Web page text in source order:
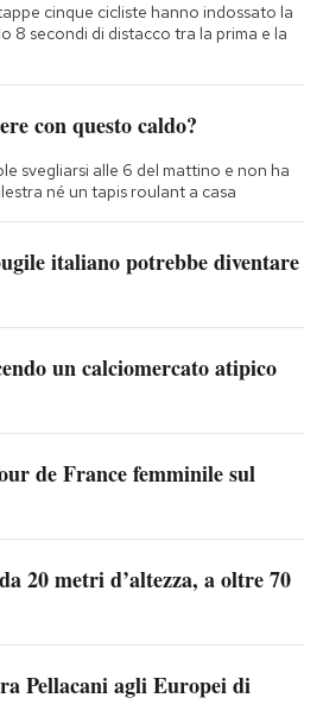
cinque cicliste hanno indossato la
8 secondi di distacco tra la prima e la
con questo caldo?
svegliarsi alle 6 del mattino e non ha
né un tapis roulant a casa
italiano potrebbe diventare
un calciomercato atipico
de France femminile sul
20 metri d’altezza, a oltre 70
Pellacani agli Europei di